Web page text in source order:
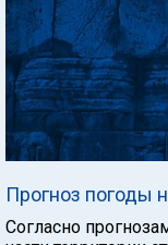
Прогноз погоды
Согласно